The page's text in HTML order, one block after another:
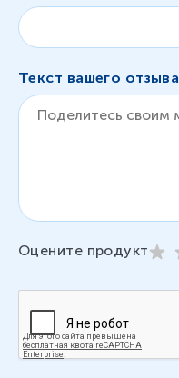
Текст вашего отзыва
Оцените продукт